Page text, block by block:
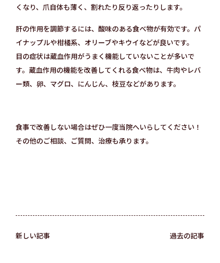
くなり、爪自体も薄く、割れたり反り返ったりします。
肝の作用を調節するには、酸味のある食べ物が有効です。パ
イナップルや柑橘系、オリーブやキウイなどが良いです。
目の症状は蔵血作用がうまく機能していないことが多いで
す。蔵血作用の機能を改善してくれる食べ物は、牛肉やレバ
ー類、卵、マグロ、にんじん、枝豆などがあります。
食事で改善しない場合はぜひ一度当院へいらしてください！
その他のご相談、ご質問、治療も承ります。
新しい記事 過去の記事